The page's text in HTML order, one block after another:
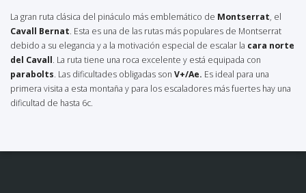
La gran ruta clásica del pináculo más emblemático de Montserrat, el
Cavall Bernat. Esta es una de las rutas más populares de Montserrat
debido a su elegancia y a la motivación especial de escalar la cara norte
del Cavall. La ruta tiene una roca excelente y está equipada con
parabolts. Las dificultades obligadas son V+/Ae. Es ideal para una
primera visita a esta montaña y para los escaladores más fuertes hay una
dificultad de hasta 6c.